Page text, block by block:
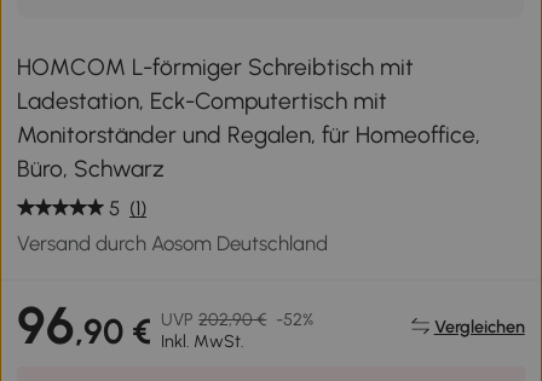
HOMCOM L-förmiger Schreibtisch mit
Ladestation, Eck-Computertisch mit
Monitorständer und Regalen, für Homeoffice,
Büro, Schwarz
5 (1)
Versand durch Aosom Deutschland
96,90 € UVP 202,90 € -52%
Inkl. MwSt.
Vergleichen